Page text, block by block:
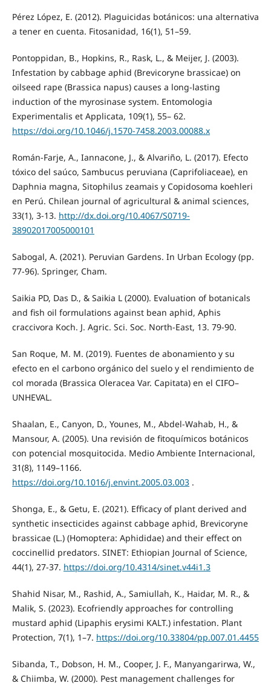
Pérez López, E. (2012). Plaguicidas botánicos: una alternativa
a tener en cuenta. Fitosanidad, 16(1), 51–59.
Pontoppidan, B., Hopkins, R., Rask, L., & Meijer, J. (2003).
Infestation by cabbage aphid (Brevicoryne brassicae) on
oilseed rape (Brassica napus) causes a long-lasting
induction of the myrosinase system. Entomologia
Experimentalis et Applicata, 109(1), 55– 62.
https://doi.org/10.1046/j.1570-7458.2003.00088.x
Román-Farje, A., Iannacone, J., & Alvariño, L. (2017). Efecto
tóxico del saúco, Sambucus peruviana (Caprifoliaceae), en
Daphnia magna, Sitophilus zeamais y Copidosoma koehleri
en Perú. Chilean journal of agricultural & animal sciences,
33(1), 3-13. http://dx.doi.org/10.4067/S0719-
38902017005000101
Sabogal, A. (2021). Peruvian Gardens. In Urban Ecology (pp.
77-96). Springer, Cham.
Saikia PD, Das D., & Saikia L (2000). Evaluation of botanicals
and fish oil formulations against bean aphid, Aphis
craccivora Koch. J. Agric. Sci. Soc. North-East, 13. 79-90.
San Roque, M. M. (2019). Fuentes de abonamiento y su
efecto en el carbono orgánico del suelo y el rendimiento de
col morada (Brassica Oleracea Var. Capitata) en el CIFO–
UNHEVAL.
Shaalan, E., Canyon, D., Younes, M., Abdel-Wahab, H., &
Mansour, A. (2005). Una revisión de fitoquímicos botánicos
con potencial mosquitocida. Medio Ambiente Internacional,
31(8), 1149–1166.
https://doi.org/10.1016/j.envint.2005.03.003.
Shonga, E., & Getu, E. (2021). Efficacy of plant derived and
synthetic insecticides against cabbage aphid, Brevicoryne
brassicae (L.) (Homoptera: Aphididae) and their effect on
coccinellid predators. SINET: Ethiopian Journal of Science,
44(1), 27-37. https://doi.org/10.4314/sinet.v44i1.3
Shahid Nisar, M., Rashid, A., Samiullah, K., Haidar, M. R., &
Malik, S. (2023). Ecofriendly approaches for controlling
mustard aphid (Lipaphis erysimi KALT.) infestation. Plant
Protection, 7(1), 1–7. https://doi.org/10.33804/pp.007.01.4455
Sibanda, T., Dobson, H. M., Cooper, J. F., Manyangarirwa, W.,
& Chiimba, W. (2000). Pest management challenges for